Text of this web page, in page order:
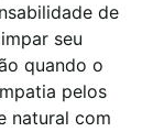
de
seu
quando o
pelos
natural com